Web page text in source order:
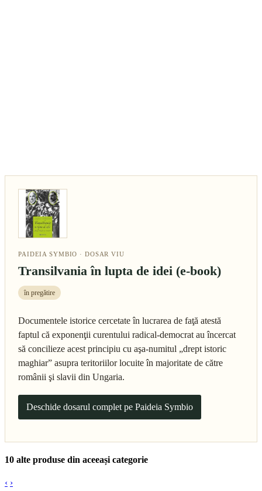
PAIDEIA SYMBIO · DOSAR VIU
Transilvania în lupta de idei (e-book)
în pregătire
Documentele istorice cercetate în lucrarea de faţă atestă
faptul că exponenţii curentului radical-democrat au încercat
să concilieze acest principiu cu aşa-numitul „drept istoric
maghiar” asupra teritoriilor locuite în majoritate de către
românii şi slavii din Ungaria.
Deschide dosarul complet pe Paideia Symbio
10 alte produse din aceeași categorie
‹ ›